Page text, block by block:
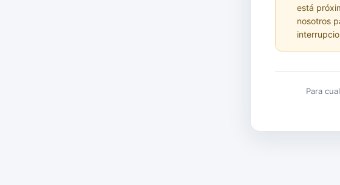
está
nosotros
Para